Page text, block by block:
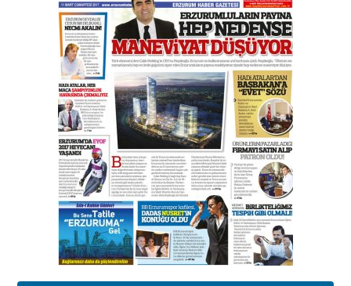
31 Mart 2026 Salı
A. Berhan Yılmaz
BİR BÖLÜM DEĞİL, BİR ÖMÜR
SEÇİYORSUNUZ… “NEDEN
ATATÜRK ÜNİVERSİTESİ?”
28 Temmuz 2026 Salı
Ahmet Gökhan YAZICI
Ahmed Yesevi’den bir Alperen…
”Reisimiz” idi… Hakka yürüdü.!
26 Mart 2026 Perşembe
Cem Bakırcı
Ardında bıraktığı hatıralarıyla
gönül adamı Faruk Terzioğlu!
13 Mayıs 2026 Çarşamba
Esat BİNDESEN
Başkan Sekmen’den Erzurum’a